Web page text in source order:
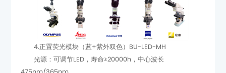
4.正置荧光模块（蓝+紫外双色）BU-LED-MH